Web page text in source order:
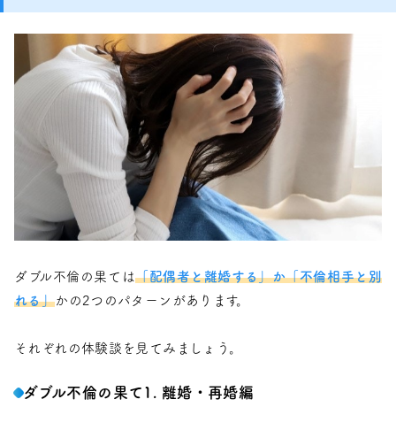
ダブル不倫の果ては「配偶者と離婚する」か「不倫相手と別
れる」かの2つのパターンがあります。
それぞれの体験談を見てみましょう。
ダブル不倫の果て1. 離婚・再婚編